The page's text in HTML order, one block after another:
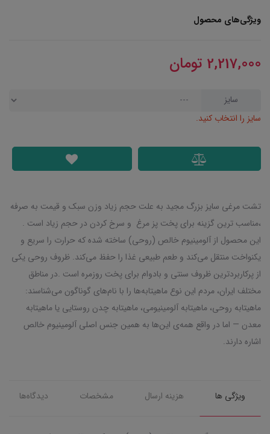
ویژگی‌های محصول
2,217,000 تومان
سایز
سایز را انتخاب کنید.
تشت مرغی سایز بزرگ مجید به علت حجم زیاد وزن سبک و قیمت به صرفه
،مناسب ترین گزینه برای پخت پز مرغ و سرخ کردن در حجم زیاد است .
این محصول از آلومینیوم خالص (روحی) ساخته شده که حرارت را سریع و
یکنواخت منتقل می‌کند و طعم طبیعی غذا را حفظ می‌کند. ظروف روحی یکی
از پرکاربردترین ظروف سنتی و بادوام برای پخت روزمره است .در مناطق
مختلف ایران، مردم این نوع ماهیتابه‌ها را با نام‌های گوناگون می‌شناسند:
ماهیتابه روحی، ماهیتابه آلومینیومی، ماهیتابه چدن روستایی یا ماهیتابه
معدن — اما در واقع همه‌ی این‌ها به همین جنس اصلی آلومینیوم خالص
اشاره دارند.
ویژگی ها هزینه ارسال مشخصات دیدگاه‌ها